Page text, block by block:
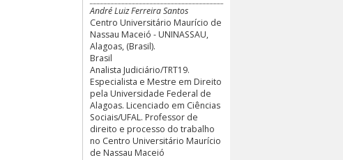
André Luiz Ferreira Santos
Centro Universitário Maurício de
Nassau Maceió - UNINASSAU,
Alagoas, (Brasil).
Brasil
Analista Judiciário/TRT19.
Especialista e Mestre em Direito
pela Universidade Federal de
Alagoas. Licenciado em Ciências
Sociais/UFAL. Professor de
direito e processo do trabalho
no Centro Universitário Maurício
de Nassau Maceió